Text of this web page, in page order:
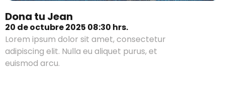
Dona tu Jean
20 de octubre 2025 08:30 hrs.
Lorem ipsum dolor sit amet, consectetur
adipiscing elit. Nulla eu aliquet purus, et
euismod arcu.